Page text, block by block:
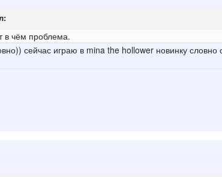
в чём проблема.
сейчас играю в mina the hollower новинку словно